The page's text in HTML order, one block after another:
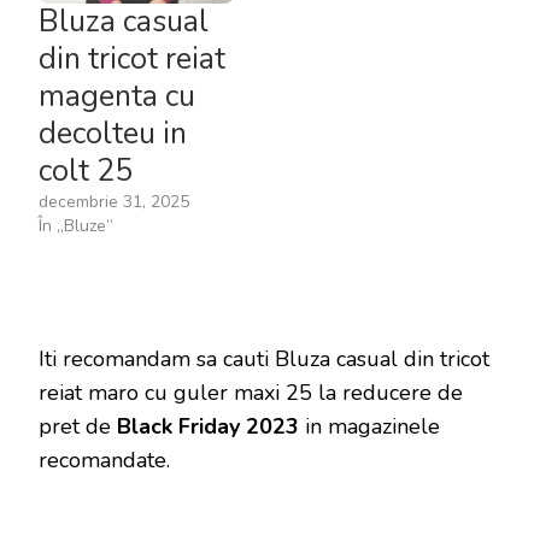
Bluza casual
din tricot reiat
magenta cu
decolteu in
colt 25
decembrie 31, 2025
În „Bluze”
Iti recomandam sa cauti Bluza casual din tricot
reiat maro cu guler maxi 25 la reducere de
pret de Black Friday 2023 in magazinele
recomandate.